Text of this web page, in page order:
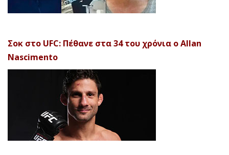
Σοκ στο UFC: Πέθανε στα 34 του χρόνια ο Allan
Nascimento